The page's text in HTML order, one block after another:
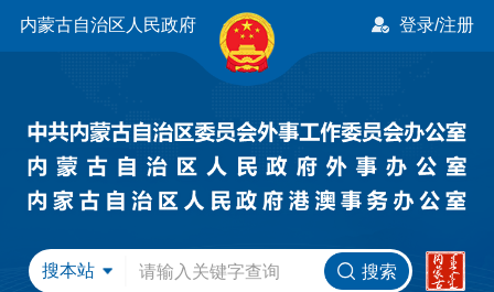
内蒙古自治区人民政府 登录/注册
搜本站 搜索